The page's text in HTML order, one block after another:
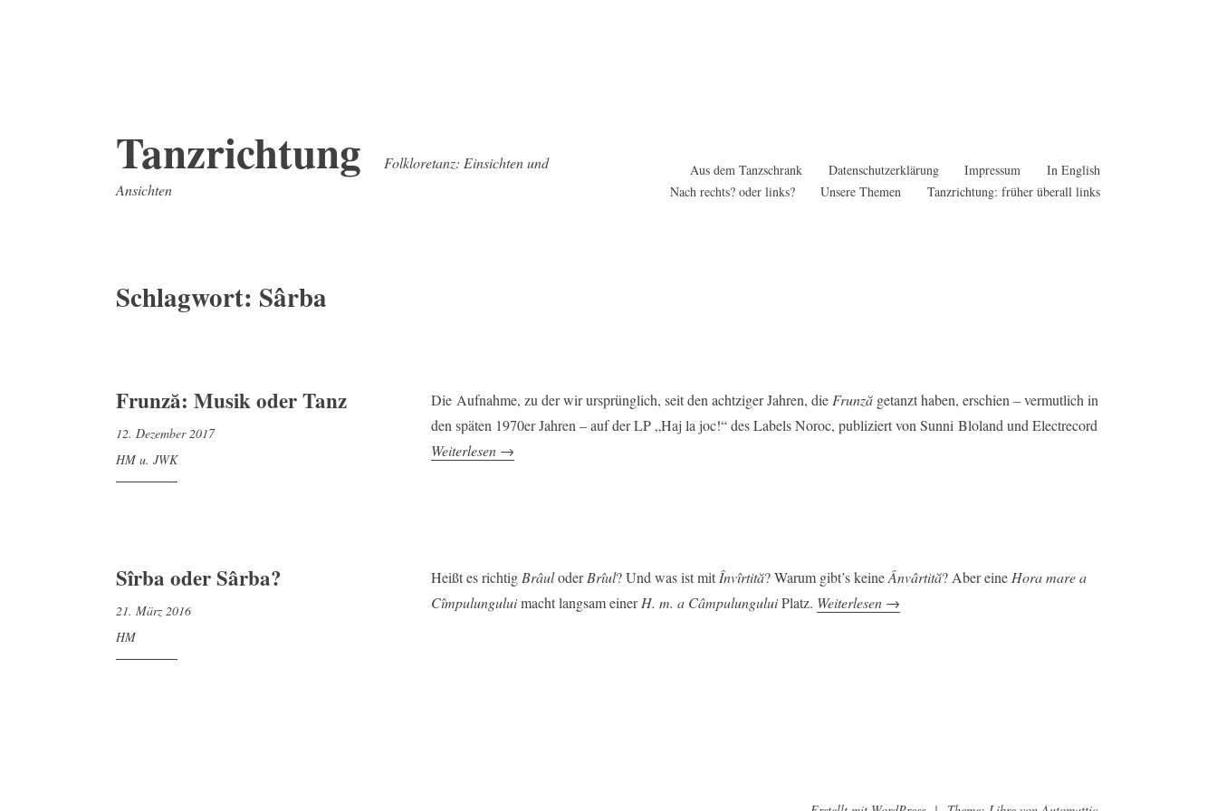
Inhalt
springen
Tanzrichtung
Folkloretanz: Einsichten und
Ansichten
Aus dem Tanzschrank Datenschutzerklärung Impressum
In English
Nach rechts? oder links?
Unsere Themen Tanzrichtung: früher überall links
Schlagwort: Sârba
Frunză: Musik oder Tanz
12. Dezember 2017
HM u. JWK
Die Aufnahme, zu der wir ursprünglich, seit den achtziger Jahren, die Frunză getanzt haben, erschien – vermutlich in
den späten 1970er Jahren – auf der LP „Haj la joc!“ des Labels Noroc, publiziert von Sunni Bloland und Electrecord
Weiterlesen „Frunză:
→
Sîrba oder Sârba?
21. März 2016
HM
Heißt es richtig BrâuloderBrîul? Und was ist mit Învîrtită? Warum gibt’s keineÂnvârtită? Aber eine Hora mare a
Cîmpulunguluimacht langsam einerH. m. a CâmpulunguluiPlatz. Weiterlesen „Sîrba
→